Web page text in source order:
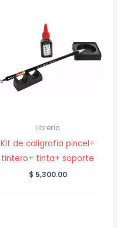
Librería
Kit de caligrafia pincel+
tintero+ tinta+ soporte
$ 5,300.00